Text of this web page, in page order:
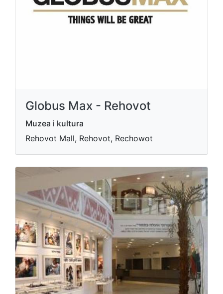
Globus Max - Rehovot
Muzea i kultura
Rehovot Mall, Rehovot, Rechowot